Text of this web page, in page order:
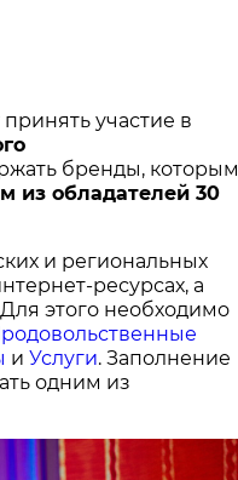
участие в
бренды, которым
из обладателей 30
и региональных
ресурсах, а
этого необходимо
и Услуги. Заполнение
одним из